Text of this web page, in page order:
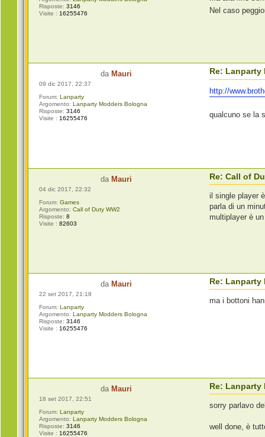
Risposte: 3146
Visite : 16255476
Nel caso
da Mauri
09 dic 2017, 22:37
Forum: Lanparty
Argomento: Lanparty Modders Bologna
Risposte: 3146
Visite : 16255476
Re: Lanparty
http://
qualcuno se la
daMauri
04 dic 2017, 22:32
Forum: Games
Argomento: Call of Duty WW2
Risposte: 8
Visite : 82603
Re: Call of
il single player
parla di un
multiplayer è
da Mauri
22 set 2017, 21:18
Forum: Lanparty
Argomento: Lanparty Modders Bologna
Risposte: 3146
Visite : 16255476
Re: Lanparty
ma i bottoni
da Mauri
18 set 2017, 22:51
Forum: Lanparty
Argomento: Lanparty Modders Bologna
Risposte: 3146
Visite : 16255476
Re: Lanparty
sorry parlavo
well done, è